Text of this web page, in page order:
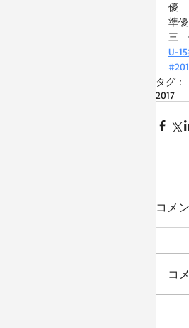
優
準
三
U-
タグ：
2017
コメ
コ